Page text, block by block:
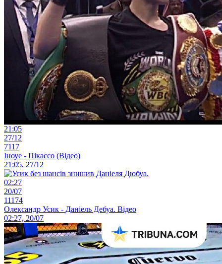
21:05
27/12
7117
Іноуе - Пікассо (Відео)
21:05, 27/12
02:27
20/07
11174
Олександр Усик - Даніель Дебуа. Відео
02:27, 20/07